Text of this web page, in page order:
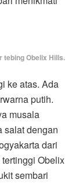
tebing Obelix Hills.
ke atas. Ada
putih.
musala
salat dengan
dari
Obelix
sembari